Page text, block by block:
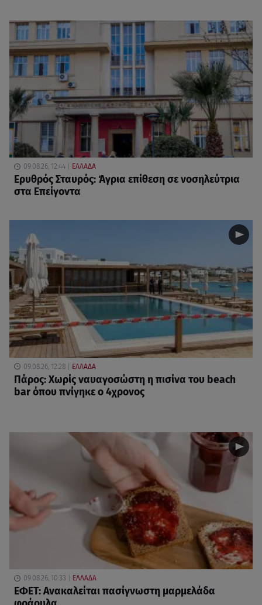
09.08.26, 12:44 ΕΛΛΑΔΑ
Ερυθρός Σταυρός: Άγρια επίθεση σε νοσηλεύτρια
στα Επείγοντα
09.08.26, 12:28 ΕΛΛΑΔΑ
Πάρος: Χωρίς ναυαγοσώστη η πισίνα του beach
bar όπου πνίγηκε ο 4χρονος
09.08.26, 10:33 ΕΛΛΑΔΑ
ΕΦΕΤ: Ανακαλείται πασίγνωστη μαρμελάδα